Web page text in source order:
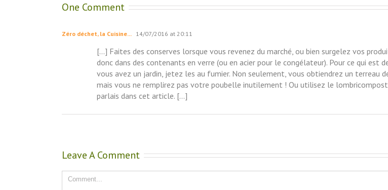
One Comment
Zéro déchet, la Cuisine... 14/07/2016 at 20:11
[…] Faites des conserves lorsque vous revenez du marché, ou bien surgelez vos
donc dans des contenants en verre (ou en acier pour le congélateur). Pour ce qui est
vous avez un jardin, jetez les au fumier. Non seulement, vous obtiendrez un terreau
mais vous ne remplirez pas votre poubelle inutilement ! Ou utilisez le
parlais dans cet article. […]
Leave A Comment
Comment